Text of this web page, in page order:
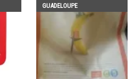
GUADELOUPE